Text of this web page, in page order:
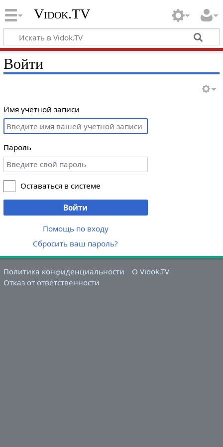
Vidok.TV
Войти
Имя учётной записи
Пароль
Оставаться в системе
Войти
Помощь по входу
Сбросить ваш пароль?
Политика конфиденциальности
О Vidok.TV
Отказ от ответственности